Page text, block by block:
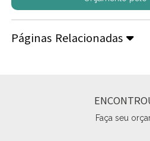
Páginas Relacionadas
Faça seu